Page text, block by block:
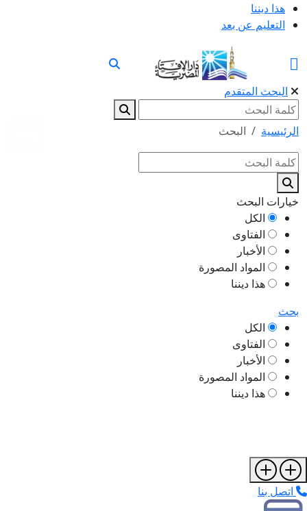
هذا ديننا
التعليم عن بعد
البحث المتقدم
الرئيسية البحث
خيارات البحث
الكل
الفتاوى
الأخبار
المواد المصورة
هذا ديننا
بحث
الكل
الفتاوى
الأخبار
المواد المصورة
هذا ديننا
اتصل بنا